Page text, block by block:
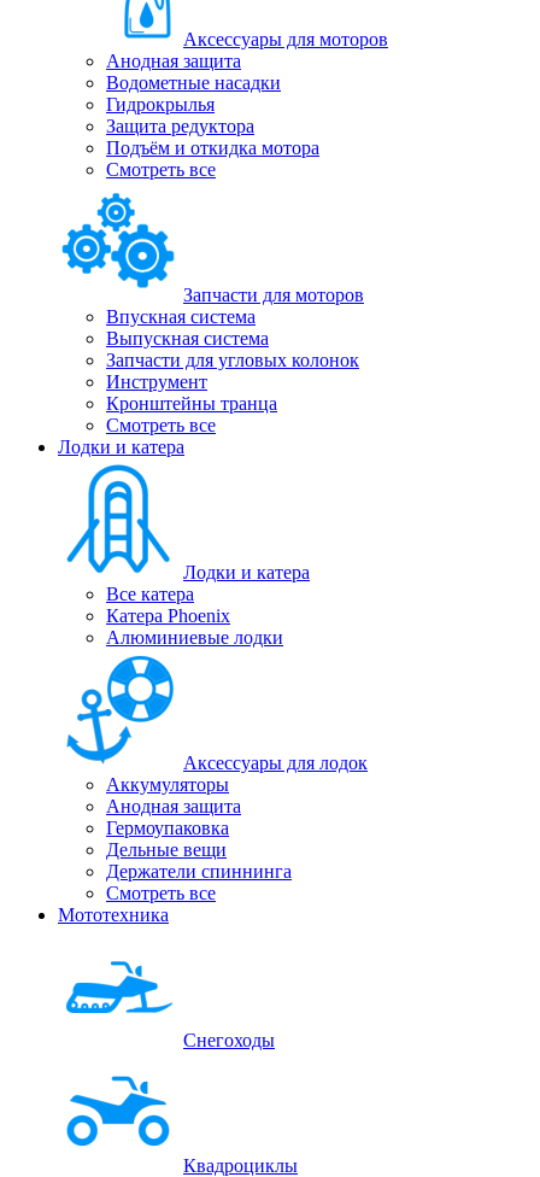
Аксессуары для моторов
Анодная защита
Водометные насадки
Гидрокрылья
Защита редуктора
Подъём и откидка мотора
Смотреть все
Запчасти для моторов
Впускная система
Выпускная система
Запчасти для угловых колонок
Инструмент
Кронштейны транца
Смотреть все
Лодки и катера
Лодки и катера
Все катера
Катера Phoenix
Алюминиевые лодки
Аксессуары для лодок
Аккумуляторы
Анодная защита
Гермоупаковка
Дельные вещи
Держатели спиннинга
Смотреть все
Мототехника
Снегоходы
Квадроциклы